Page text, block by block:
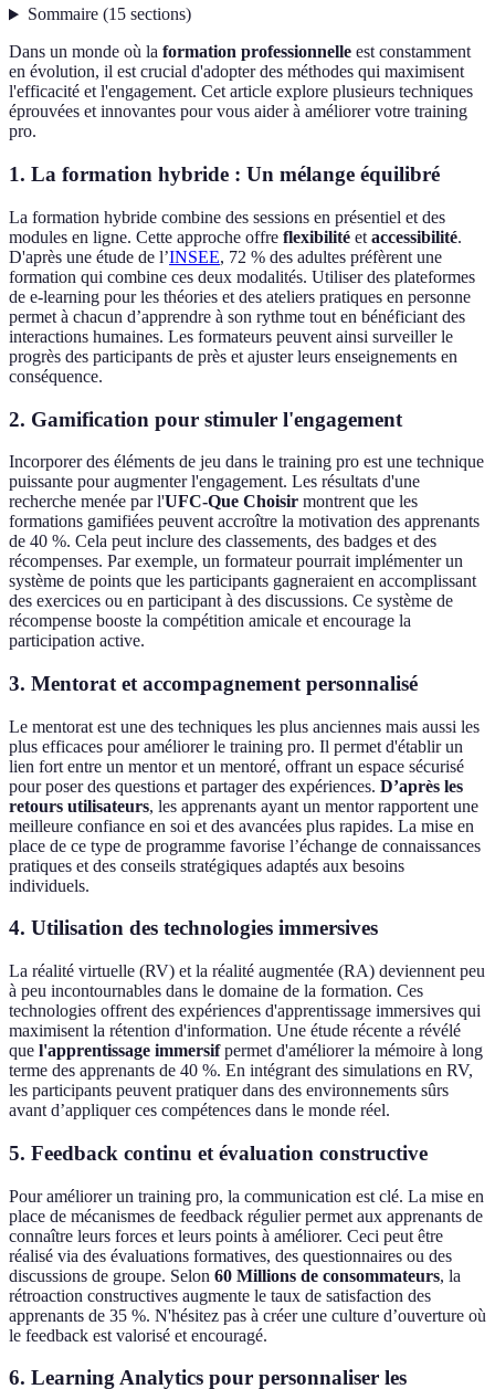
Sommaire(15 sections)
Dans un monde où la formation professionnelle est constamment
en évolution, il est crucial d'adopter des méthodes qui maximisent
l'efficacité et l'engagement. Cet article explore plusieurs techniques
éprouvées et innovantes pour vous aider à améliorer votre training
pro.
1. La formation hybride : Un mélange équilibré
La formation hybride combine des sessions en présentiel et des
modules en ligne. Cette approche offre flexibilité et accessibilité.
D'après une étude de l’INSEE, 72 % des adultes préfèrent une
formation qui combine ces deux modalités. Utiliser des plateformes
de e-learning pour les théories et des ateliers pratiques en personne
permet à chacun d’apprendre à son rythme tout en bénéficiant des
interactions humaines. Les formateurs peuvent ainsi surveiller le
progrès des participants de près et ajuster leurs enseignements en
conséquence.
2. Gamification pour stimuler l'engagement
Incorporer des éléments de jeu dans le training pro est une technique
puissante pour augmenter l'engagement. Les résultats d'une
recherche menée par l'UFC-Que Choisir montrent que les
formations gamifiées peuvent accroître la motivation des apprenants
de 40 %. Cela peut inclure des classements, des badges et des
récompenses. Par exemple, un formateur pourrait implémenter un
système de points que les participants gagneraient en accomplissant
des exercices ou en participant à des discussions. Ce système de
récompense booste la compétition amicale et encourage la
participation active.
3. Mentorat et accompagnement personnalisé
Le mentorat est une des techniques les plus anciennes mais aussi les
plus efficaces pour améliorer le training pro. Il permet d'établir un
lien fort entre un mentor et un mentoré, offrant un espace sécurisé
pour poser des questions et partager des expériences. D’après les
retours utilisateurs, les apprenants ayant un mentor rapportent une
meilleure confiance en soi et des avancées plus rapides. La mise en
place de ce type de programme favorise l’échange de connaissances
pratiques et des conseils stratégiques adaptés aux besoins
individuels.
4. Utilisation des technologies immersives
La réalité virtuelle (RV) et la réalité augmentée (RA) deviennent peu
à peu incontournables dans le domaine de la formation. Ces
technologies offrent des expériences d'apprentissage immersives qui
maximisent la rétention d'information. Une étude récente a révélé
que l'apprentissage immersifpermet d'améliorer la mémoire à long
terme des apprenants de 40 %. En intégrant des simulations en RV,
les participants peuvent pratiquer dans des environnements sûrs
avant d’appliquer ces compétences dans le monde réel.
5. Feedback continu et évaluation constructive
Pour améliorer un training pro, la communication est clé. La mise en
place de mécanismes de feedback régulier permet aux apprenants de
connaître leurs forces et leurs points à améliorer. Ceci peut être
réalisé via des évaluations formatives, des questionnaires ou des
discussions de groupe. Selon 60 Millions de consommateurs, la
rétroaction constructives augmente le taux de satisfaction des
apprenants de 35 %. N'hésitez pas à créer une culture d’ouverture où
le feedback est valorisé et encouragé.
6. Learning Analytics pour personnaliser les